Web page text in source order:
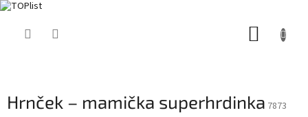
Hrnček – mamička superhrdinka 7873